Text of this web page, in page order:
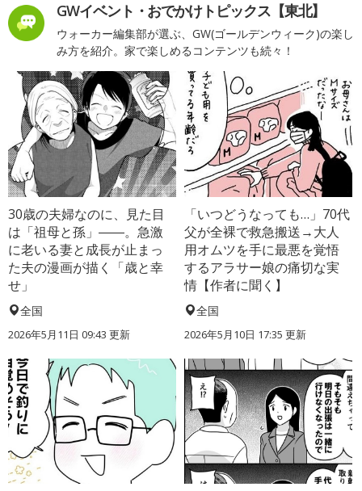
GWイベント・おでかけトピックス【東北】
ウォーカー編集部が選ぶ、GW(ゴールデンウィーク)の楽し
み方を紹介。家で楽しめるコンテンツも続々！
30歳の夫婦なのに、見た目
は「祖母と孫」――。急激
に老いる妻と成長が止まっ
た夫の漫画が描く「歳と幸
せ」
全国
2026年5月11日 09:43 更新
「いつどうなっても…」70代
父が全裸で救急搬送→大人
用オムツを手に最悪を覚悟
するアラサー娘の痛切な実
情【作者に聞く】
全国
2026年5月10日 17:35 更新